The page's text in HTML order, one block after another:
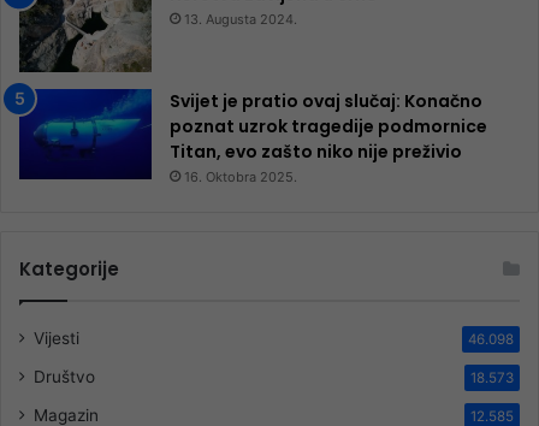
13. Augusta 2024.
Svijet je pratio ovaj slučaj: Konačno
poznat uzrok tragedije podmornice
Titan, evo zašto niko nije preživio
16. Oktobra 2025.
Kategorije
Vijesti 46.098
Društvo 18.573
Magazin 12.585